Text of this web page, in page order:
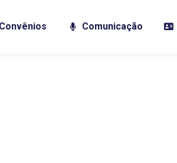
Convênios Comunicação